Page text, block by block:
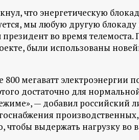
что энергетическую
мы любую другую
во время
были использованы
мегаватт электроэнергии
достаточно для
— добавил российский
чтобы выдержать нагрузку во